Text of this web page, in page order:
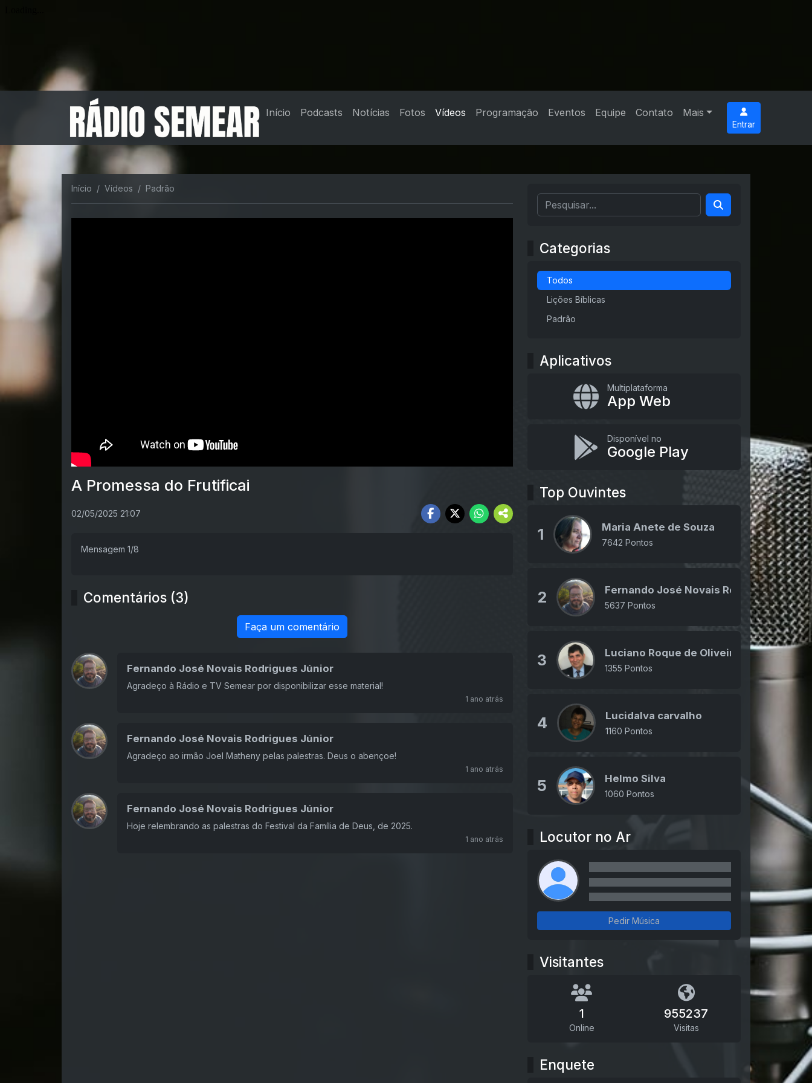
Início Podcasts Notícias Fotos Vídeos Programação Eventos Equipe Contato Mais
Entrar
Início Vídeos Padrão
A Promessa do Frutificai
02/05/2025 21:07
Mensagem 1/8
Comentários (3)
Faça um comentário
Fernando José Novais Rodrigues Júnior
Agradeço à Rádio e TV Semear por disponibilizar esse material!
1 ano atrás
Fernando José Novais Rodrigues Júnior
Agradeço ao irmão Joel Matheny pelas palestras. Deus o abençoe!
1 ano atrás
Fernando José Novais Rodrigues Júnior
Hoje relembrando as palestras do Festival da Família de Deus, de 2025.
1 ano atrás
Categorias
Todos
Lições Bíblicas
Padrão
Aplicativos
Multiplataforma
App Web
Disponível no
Google Play
Top Ouvintes
1 Maria Anete de Souza
7642 Pontos
2 Fernando José Novais Rodrigues Júnior
5637 Pontos
3 Luciano Roque de Oliveira
1355 Pontos
4 Lucidalva carvalho
1160 Pontos
5 Helmo Silva
1060 Pontos
Locutor no Ar
Pedir Música
Visitantes
1
Online
955237
Visitas
Enquete